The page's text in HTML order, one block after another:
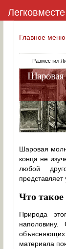
Главное меню
Разместил
Шаровая
Шаровая
конца не
любой
представляет
Что
Природа
наполовину.
материала
Легковместе